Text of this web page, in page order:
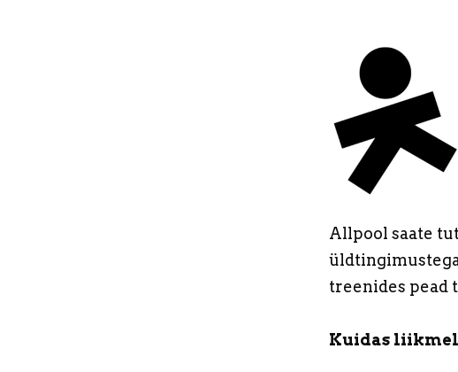
Allpool saate
treenides pead
Kuidas